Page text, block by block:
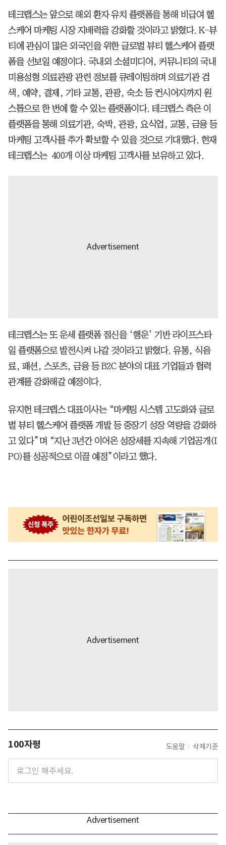
테크랩스는 앞으로 해외 환자 유치 플랫폼을 통해 비급여 헬
스케어 마케팅 시장 지배력을 강화할 것이라고 밝혔다. K-뷰
티에 관심이 많은 외국인을 위한 글로벌 뷰티 헬스케어 플랫
폼을 선보일 예정이다. 국내외 소셜미디어, 커뮤니티의 국내
미용성형 의료관광 관련 정보를 큐레이팅하며 의료기관 검
색, 예약, 결제, 기타 교통, 관광, 숙소 등 컨시어지까지 원
스톱으로 한 번에 할 수 있는 플랫폼이다. 테크랩스 측은 이
플랫폼을 통해 의료기관, 숙박, 관광, 요식업, 교통, 금융 등
마케팅 고객사를 추가 확보할 수 있을 것으로 기대했다. 현재
테크랩스는 400개 이상 마케팅 고객사를 보유하고 있다.
테크랩스는 또 운세 플랫폼 점신을 ‘행운’ 기반 라이프스타
일 플랫폼으로 발전시켜 나갈 것이라고 밝혔다. 유통, 식음
료, 패션, 스포츠, 금융 등 B2C 분야의 대표 기업들과 협력
관계를 강화해갈 예정이다.
유지헌 테크랩스 대표이사는 “마케팅 시스템 고도화와 글로
벌 뷰티 헬스케어 플랫폼 개발 등 중장기 성장 역량을 강화하
고 있다”며 “지난 3년간 이어온 성장세를 지속해 기업공개(I
PO)를 성공적으로 이끌 예정”이라고 했다.
100자평 도움말 삭제기준